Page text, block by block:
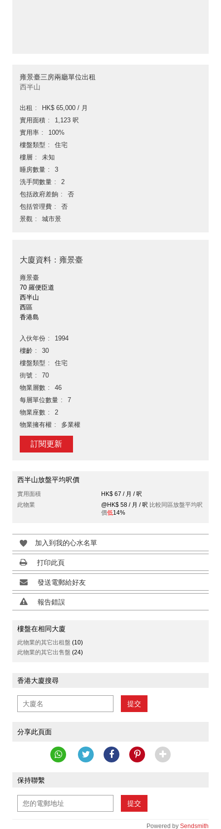
雍景臺三房兩廳單位出租
西半山
出租
HK$ 65,000 / 月
實用面積
1,123 呎
實用率
100%
樓盤類型
住宅
樓層
未知
睡房數量
3
洗手間數量
2
包括政府差餉
否
包括管理費
否
景觀
城市景
大廈資料：雍景臺
雍景臺
70 羅便臣道
西半山
西區
香港島
入伙年份
1994
樓齡
30
樓盤類型
住宅
街號
70
物業層數
46
每層單位數量
7
物業座數
2
物業擁有權
多業權
訂閱更新
西半山放盤平均呎價
實用面積
HK$ 67 / 月 / 呎
此物業
@HK$ 58 / 月 / 呎 比較同區放盤平均呎
價低14%
加入到我的心水名單
打印此頁
發送電郵給好友
報告錯誤
樓盤在相同大廈
此物業的其它出租盤 (10)
此物業的其它出售盤 (24)
香港大廈搜尋
提交
分享此頁面
保持聯繫
提交
Powered by Sendsmith